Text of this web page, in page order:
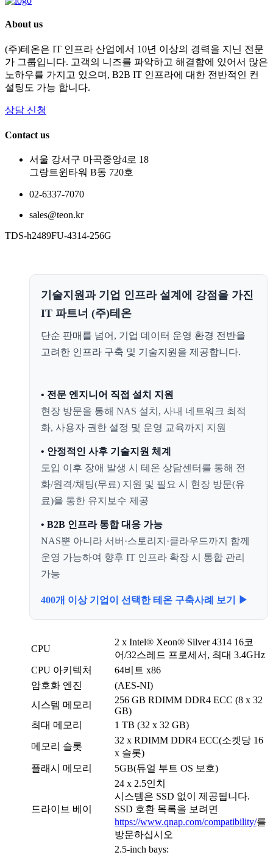
About us
(주)테온은 IT 인프라 산업에서 10년 이상의 경력을 지닌 전문
가 그룹입니다. 고객의 니즈를 파악하고 해결함에 있어서 많은
노하우를 가지고 있으며, B2B IT 인프라에 대한 전반적인 컨
설팅도 가능 합니다.
상담 신청
Contact us
서울 강서구 마곡중앙4로 18
그랑트윈타워 B동 720호
02-6337-7070
sales@teon.kr
TDS-h2489FU-4314-256G
기술지원과 기업 인프라 설계에 강점을 가진
IT 파트너 (주)테온
단순 판매를 넘어, 기업 데이터 운영 환경 전반을
고려한 인프라 구축 및 기술지원을 제공합니다.
• 전문 엔지니어 직접 설치 지원
현장 방문을 통해 NAS 설치, 사내 네트워크 최적
화, 사용자 권한 설정 및 운영 교육까지 지원
• 안정적인 사후 기술지원 체계
도입 이후 장애 발생 시 테온 상담센터를 통해 전
화/원격/채팅(무료) 지원 및 필요 시 현장 방문(유
료)을 통한 유지보수 제공
• B2B 인프라 통합 대응 가능
NAS뿐 아니라 서버·스토리지·클라우드까지 함께
운영 가능하여 향후 IT 인프라 확장 시 통합 관리
가능
400개 이상 기업이 선택한 테온 구축사례 보기 ▶
CPU
2 x Intel® Xeon® Silver 4314 16코
어/32스레드 프로세서, 최대 3.4GHz
CPU 아키텍처
64비트 x86
암호화 엔진
(AES-NI)
시스템 메모리
256 GB RDIMM DDR4 ECC (8 x 32
GB)
최대 메모리
1 TB (32 x 32 GB)
메모리 슬롯
32 x RDIMM DDR4 ECC(소켓당 16
x 슬롯)
플래시 메모리
5GB(듀얼 부트 OS 보호)
드라이브 베이
24 x 2.5인치
시스템은 SSD 없이 제공됩니다.
SSD 호환 목록을 보려면
https://www.qnap.com/compatibility/를
방문하십시오
2.5-inch bays: